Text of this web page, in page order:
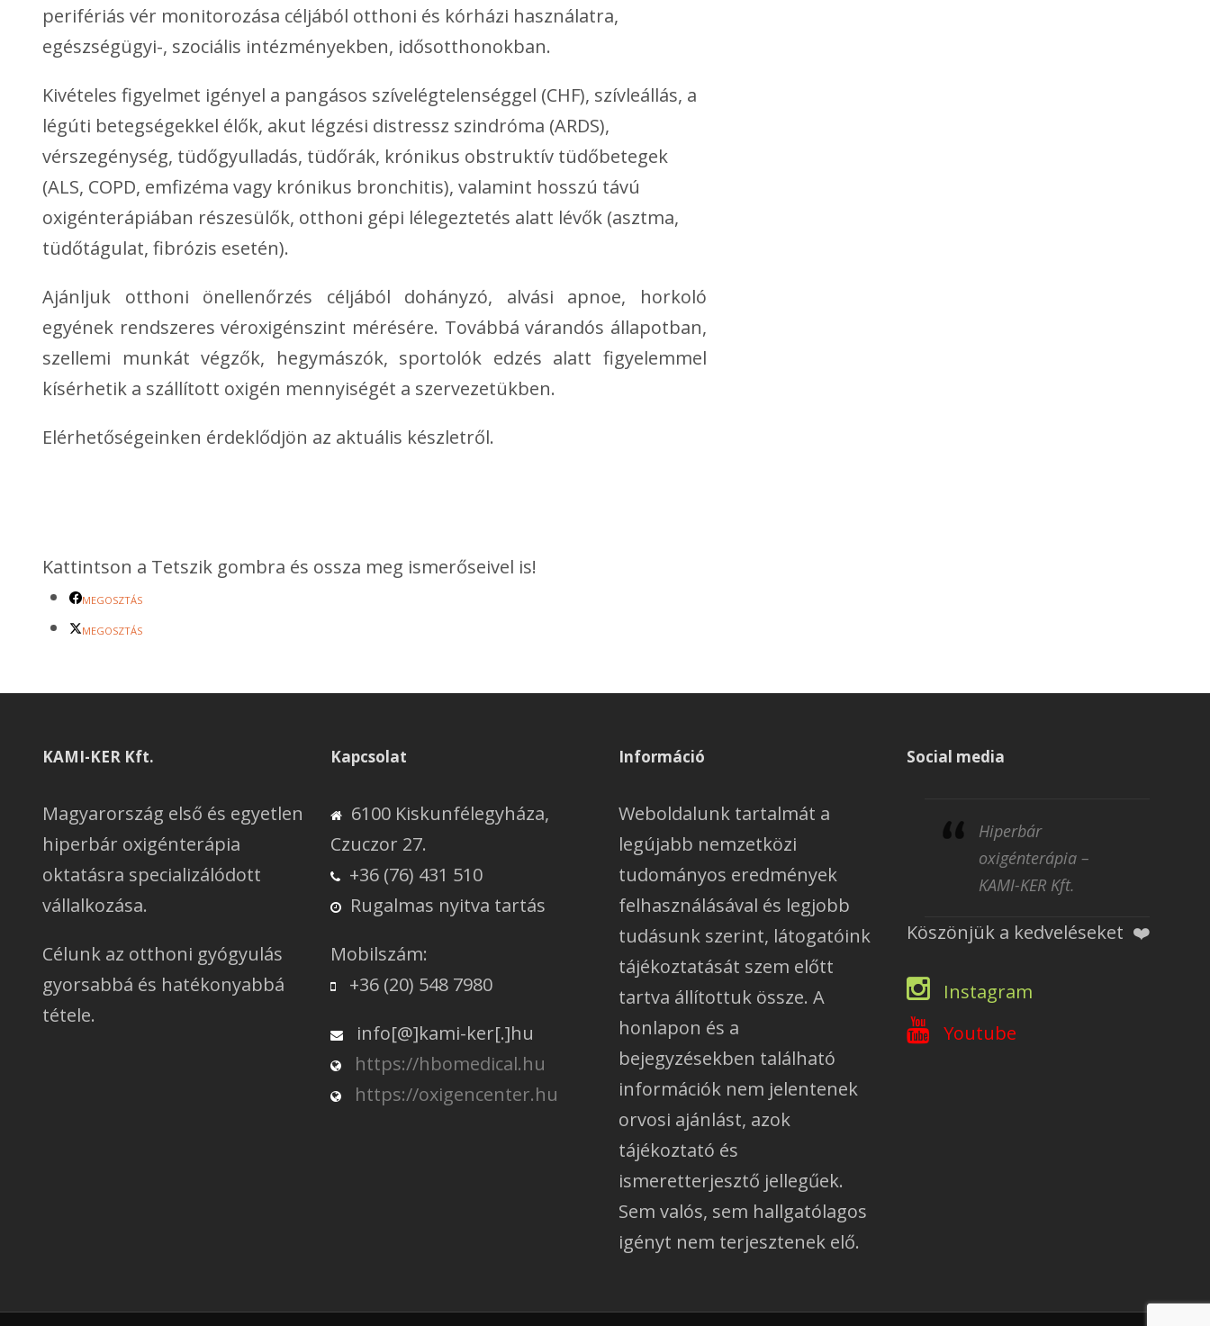
perifériás vér monitorozása céljából otthoni és kórházi használatra,
egészségügyi-, szociális intézményekben, idősotthonokban.
Kivételes figyelmet igényel a pangásos szívelégtelenséggel (CHF), szívleállás, a
légúti betegségekkel élők, akut légzési distressz szindróma (ARDS),
vérszegénység, tüdőgyulladás, tüdőrák, krónikus obstruktív tüdőbetegek
(ALS, COPD, emfizéma vagy krónikus bronchitis), valamint hosszú távú
oxigénterápiában részesülők, otthoni gépi lélegeztetés alatt lévők (asztma,
tüdőtágulat, fibrózis esetén).
Ajánljuk otthoni önellenőrzés céljából dohányzó, alvási apnoe, horkoló
egyének rendszeres véroxigénszint mérésére. Továbbá várandós állapotban,
szellemi munkát végzők, hegymászók, sportolók edzés alatt figyelemmel
kísérhetik a szállított oxigén mennyiségét a szervezetükben.
Elérhetőségeinken érdeklődjön az aktuális készletről.
Kattintson a Tetszik gombra és ossza meg ismerőseivel is!
MEGOSZTÁS
MEGOSZTÁS
KAMI-KER Kft.
Magyarország első és egyetlen
hiperbár oxigénterápia
oktatásra specializálódott
vállalkozása.
Célunk az otthoni gyógyulás
gyorsabbá és hatékonyabbá
tétele.
Kapcsolat
6100 Kiskunfélegyháza,
Czuczor 27.
+36 (76) 431 510
Rugalmas nyitva tartás
Mobilszám:
+36 (20) 548 7980
info[@]kami-ker[.]hu
https://hbomedical.hu
https://oxigencenter.hu
Információ
Weboldalunk tartalmát a
legújabb nemzetközi
tudományos eredmények
felhasználásával és legjobb
tudásunk szerint, látogatóink
tájékoztatását szem előtt
tartva állítottuk össze. A
honlapon és a
bejegyzésekben található
információk nem jelentenek
orvosi ajánlást, azok
tájékoztató és
ismeretterjesztő jellegűek.
Sem valós, sem hallgatólagos
igényt nem terjesztenek elő.
Social media
Hiperbár
oxigénterápia –
KAMI-KER Kft.
Köszönjük a kedveléseket ❤️
Instagram
Youtube